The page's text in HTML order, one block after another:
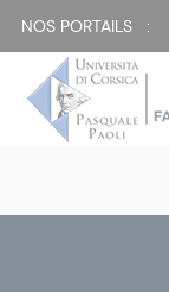
NOS PORTAILS :